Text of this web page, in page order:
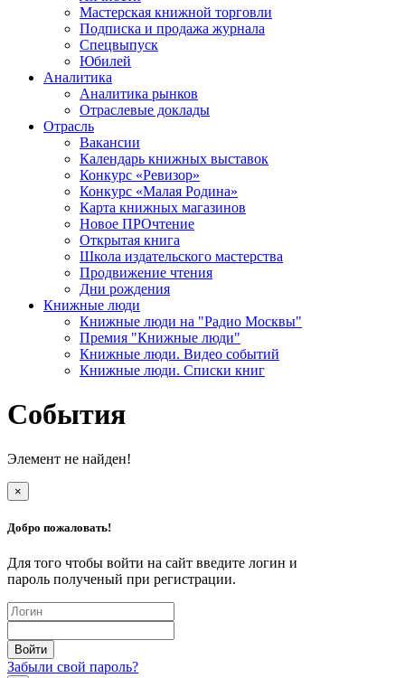
Мастерская книжной торговли
Подписка и продажа журнала
Спецвыпуск
Юбилей
Аналитика
Аналитика рынков
Отраслевые доклады
Отрасль
Вакансии
Календарь книжных выставок
Конкурс «Ревизор»
Конкурс «Малая Родина»
Карта книжных магазинов
Новое ПРОчтение
Открытая книга
Школа издательского мастерства
Продвижение чтения
Дни рождения
Книжные люди
Книжные люди на "Радио Москвы"
Премия "Книжные люди"
Книжные люди. Видео событий
Книжные люди. Списки книг
События
Элемент не найден!
×
Добро пожаловать!
Для того чтобы войти на сайт введите логин и
пароль полученый при регистрации.
Забыли свой пароль?